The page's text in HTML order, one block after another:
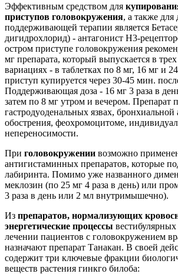
Эффективным средством для
приступов головокружения, а также для
поддерживающей терапии является
дигидрохлорид) - антагонист Н3-
остром приступе головокружения
мг препарата, который выпускается в
вариациях - в таблетках по 8 мг, 16 мг и
приступ купируется через 30-45 мин.
Поддерживающая доза - 16 мг 3 раза в
затем по 8 мг утром и вечером. Препарат
гастродуоденальных язвах, бронхиальной
обострения, феохромоцитоме,
непереносимости.
При головокружении возможно
антигистаминных препаратов, которые
лабиринта. Помимо уже названного
меклозин (по 25 мг 4 раза в день) или
3 раза в день или 2 мл внутримышечно).
Из препаратов, нормализующих
энергетические процессы
лечении пациентов с головокружением
назначают препарат Танакан. В своей
содержит три ключевые фракции
веществ растения гинкго билоба: